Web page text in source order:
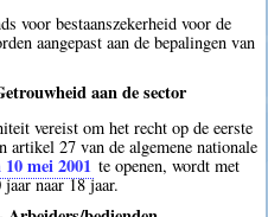
voor bestaanszekerheid voor de
aangepast aan de bepalingen van
aan de sector
vereist om het recht op de eerste
artikel 27 van de algemene nationale
mei 2001 te openen, wordt met
naar 18 jaar.